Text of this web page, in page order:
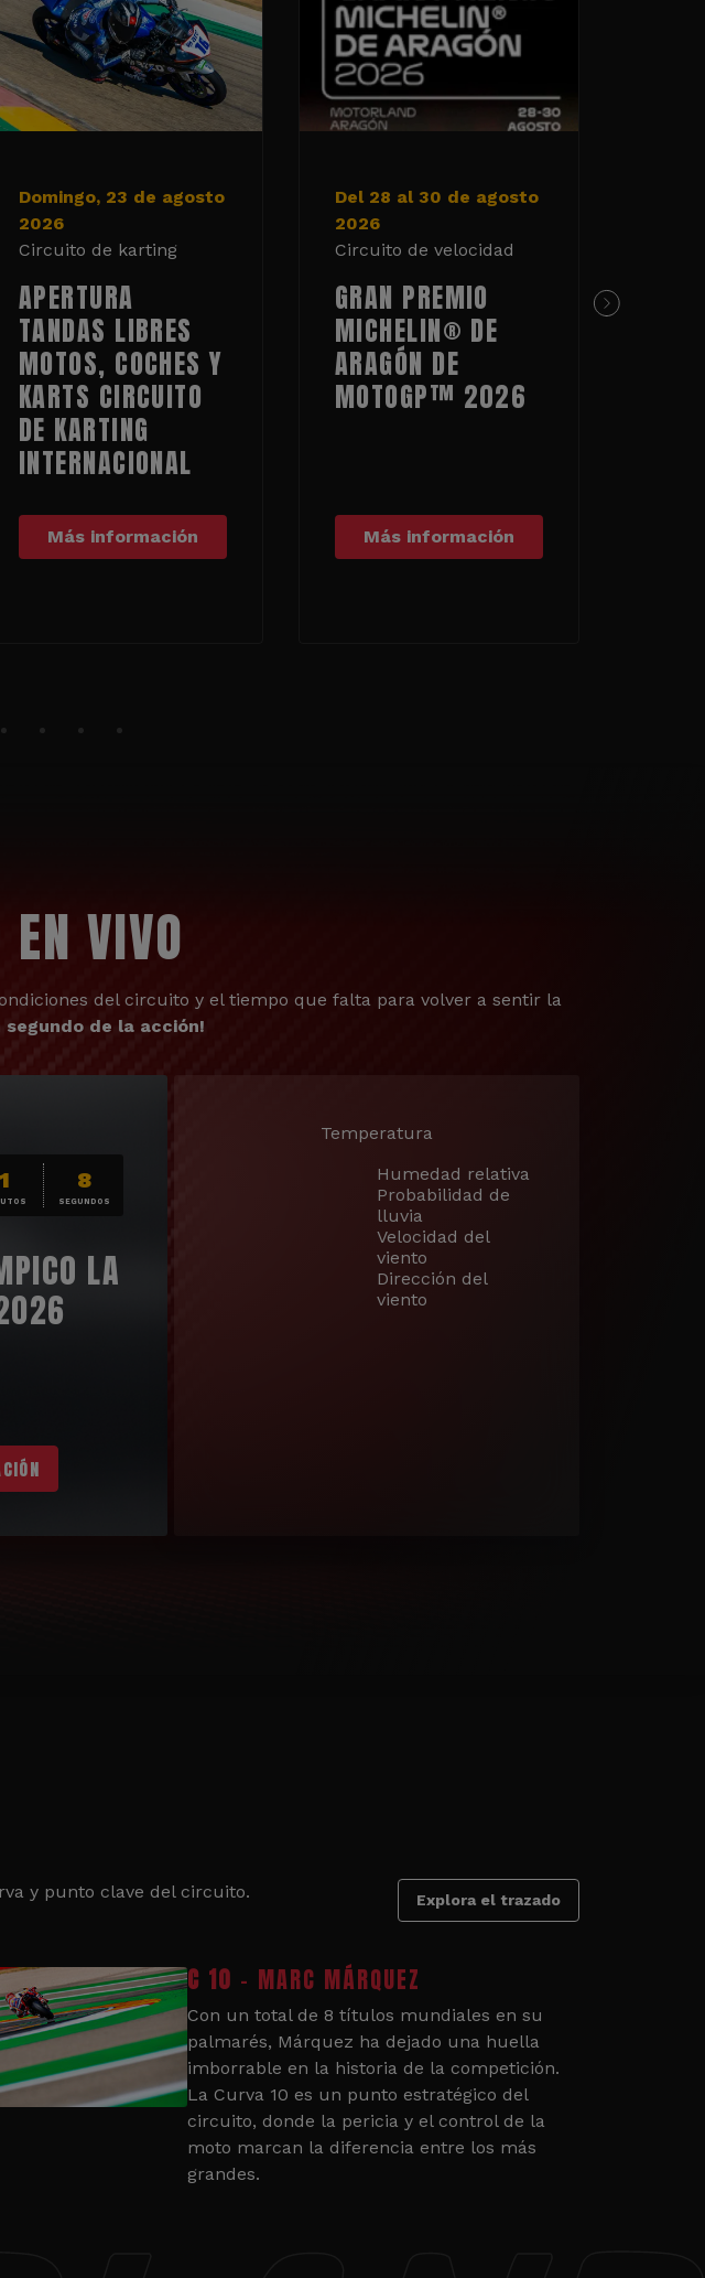
Domingo, 23 de agosto
2026
Circuito de karting
APERTURA
TANDAS LIBRES
MOTOS, COCHES Y
KARTS CIRCUITO
DE KARTING
INTERNACIONAL
Más información
Del 28 al 30 de agosto
2026
Circuito de velocidad
GRAN PREMIO
MICHELIN® DE
ARAGÓN DE
MOTOGP™ 2026
Más información
VIVO
del circuito y el tiempo que falta para volver a sentir la
segundo de la acción!
1 7
SEGUNDOS
LA
Temperatura
Humedad relativa
Probabilidad de
lluvia
Velocidad del
viento
Dirección del
viento
y punto clave del circuito.
Explora el trazado
C 10 - MARC MÁRQUEZ
Con un total de 8 títulos mundiales en su
palmarés, Márquez ha dejado una huella
imborrable en la historia de la competición.
La Curva 10 es un punto estratégico del
circuito, donde la pericia y el control de la
moto marcan la diferencia entre los más
grandes.